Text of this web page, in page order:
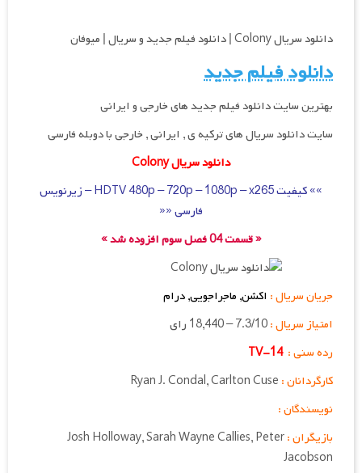
دانلود سریال Colony | دانلود فیلم جدید و سریال | میوفان
دانلود فیلم جدید
بهترین سایت دانلود فیلم جدید های خارجی و ایرانی
سایت دانلود سریال های ترکیه ی , ایرانی , خارجی با دوبله فارسی
دانلود سریال Colony
»» کیفیت HDTV 480p – 720p – 1080p – x265 – زیرنویس
فارسی ««
« قسمت 04 فصل سوم افزوده شد »
جریان سریال : اکشن, ماجراجویی, درام
امتیاز سریال :
رده سنی : TV-14
کارگردانان : Ryan J. Condal, Carlton Cuse
نویسندگان :
بازیگران :Josh Holloway, Sarah Wayne Callies, Peter
Jacobson